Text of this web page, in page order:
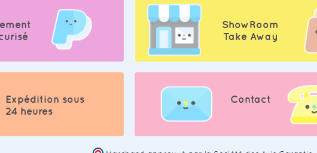
Expédition sous
24 heures
ShowRoom
Take Away
Contact